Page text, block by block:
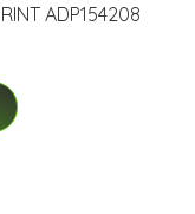
ADP154208